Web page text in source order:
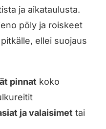
ja aikataulusta.
pöly ja roiskeet
ellei suojaus
pinnat koko
ja valaisimet tai